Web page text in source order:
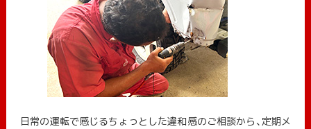
日常の運転で感じるちょっとした違和感のご相談から、定期メ